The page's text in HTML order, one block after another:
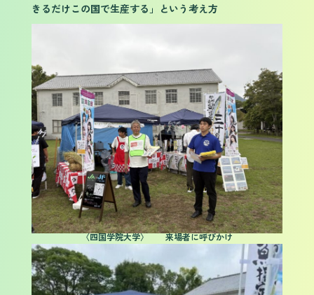
きるだけこの国で生産する」という考え方
〈四国学院大学〉 来場者に呼びかけ